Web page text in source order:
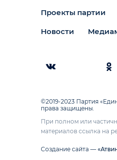
Проекты партии
Новости
©2019-2023 Партия
права защищены.
При полном или
материалов ссылка на
Создание сайта —